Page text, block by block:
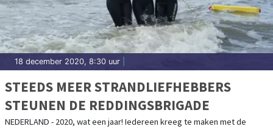
18 december 2020, 8:30 uur
STEEDS MEER STRANDLIEFHEBBERS
STEUNEN DE REDDINGSBRIGADE
NEDERLAND - 2020, wat een jaar! Iedereen kreeg te maken met de